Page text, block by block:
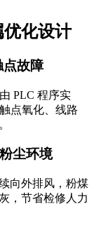
化设计
点故障
PLC 程序实
点氧化、线路
尘环境
向外排风，粉煤
，节省检修人力